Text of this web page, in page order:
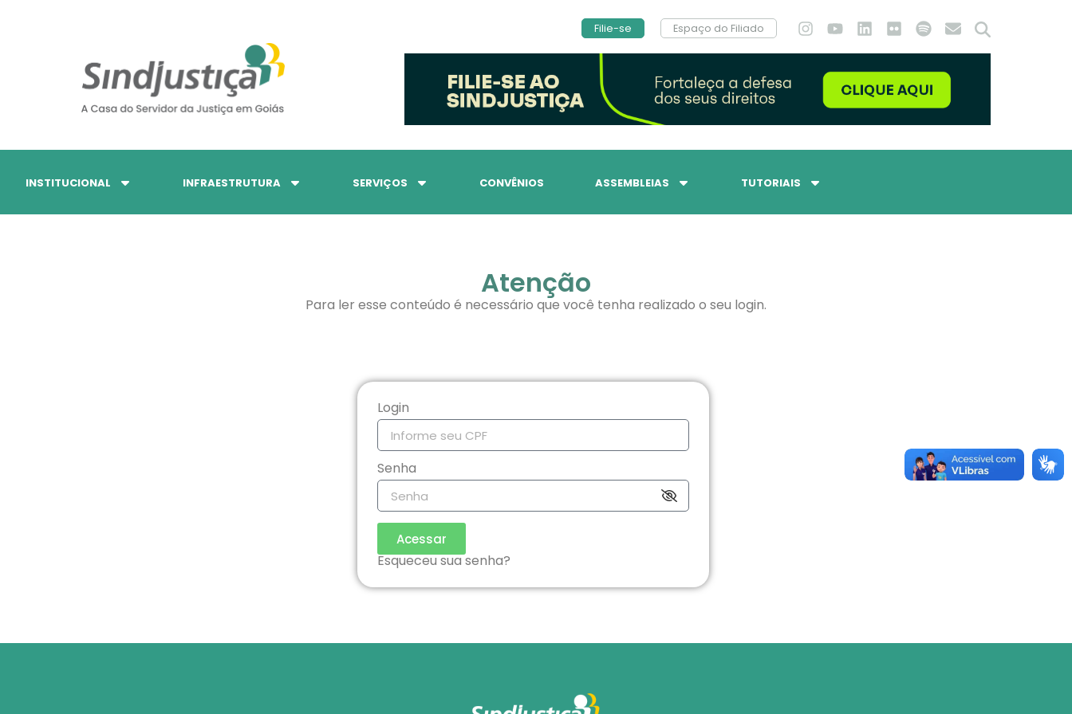
Filie-se Espaço do Filiado
INSTITUCIONAL INFRAESTRUTURA SERVIÇOS CONVÊNIOS ASSEMBLEIAS TUTORIAIS
Atenção
Para ler esse conteúdo é necessário que você tenha realizado o seu login.
Login
Senha
Acessar
Esqueceu sua senha?